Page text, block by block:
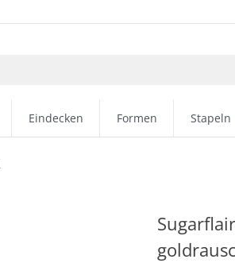
Eindecken Formen Stapeln